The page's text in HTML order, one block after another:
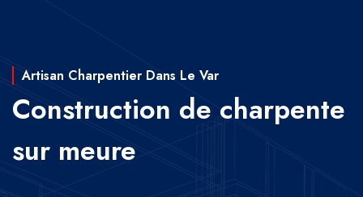
Artisan Charpentier Dans Le Var
Construction de charpente
sur meure